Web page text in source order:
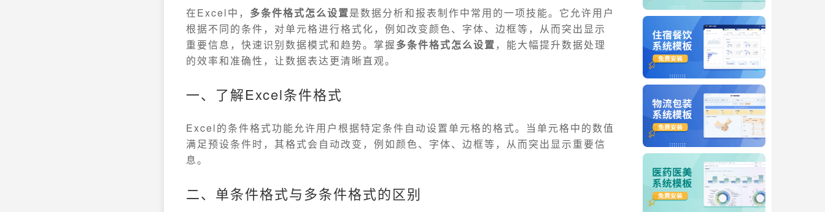
在Excel中， 多条件格式怎么设置是数据分析和报表制作中常用的一项技能。它允许用户
根据不同的条件，对单元格进行格式化，例如改变颜色、字体、边框等，从而突出显示
重要信息，快速识别数据模式和趋势。掌握多条件格式怎么设置 ，能大幅提升数据处理
的效率和准确性，让数据表达更清晰直观。
一、了解Excel条件格式
Excel的条件格式功能允许用户根据特定条件自动设置单元格的格式。当单元格中的数值
满足预设条件时，其格式会自动改变，例如颜色、字体、边框等，从而突出显示重要信
息。
二、单条件格式与多条件格式的区别